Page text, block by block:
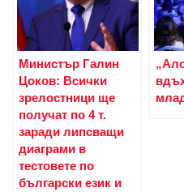
Министър Галин
Цоков: Всички
зрелостници ще
получат по 4 т.
заради липсващи
диаграми в
тестовете по
български език и